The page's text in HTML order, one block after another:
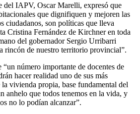
del IAPV, Oscar Marelli, expresó que
que dignifiquen y mejoren las
ciudadanos, son políticas que lleva
Cristina Fernández de Kirchner en toda
del gobernador Sergio Urribarri
rincón de nuestro territorio provincial”.
número importante de docentes de
hacer realidad uno de sus más
vivienda propia, base fundamental del
anhelo que todos tenemos en la vida, y
no lo podían alcanzar”.